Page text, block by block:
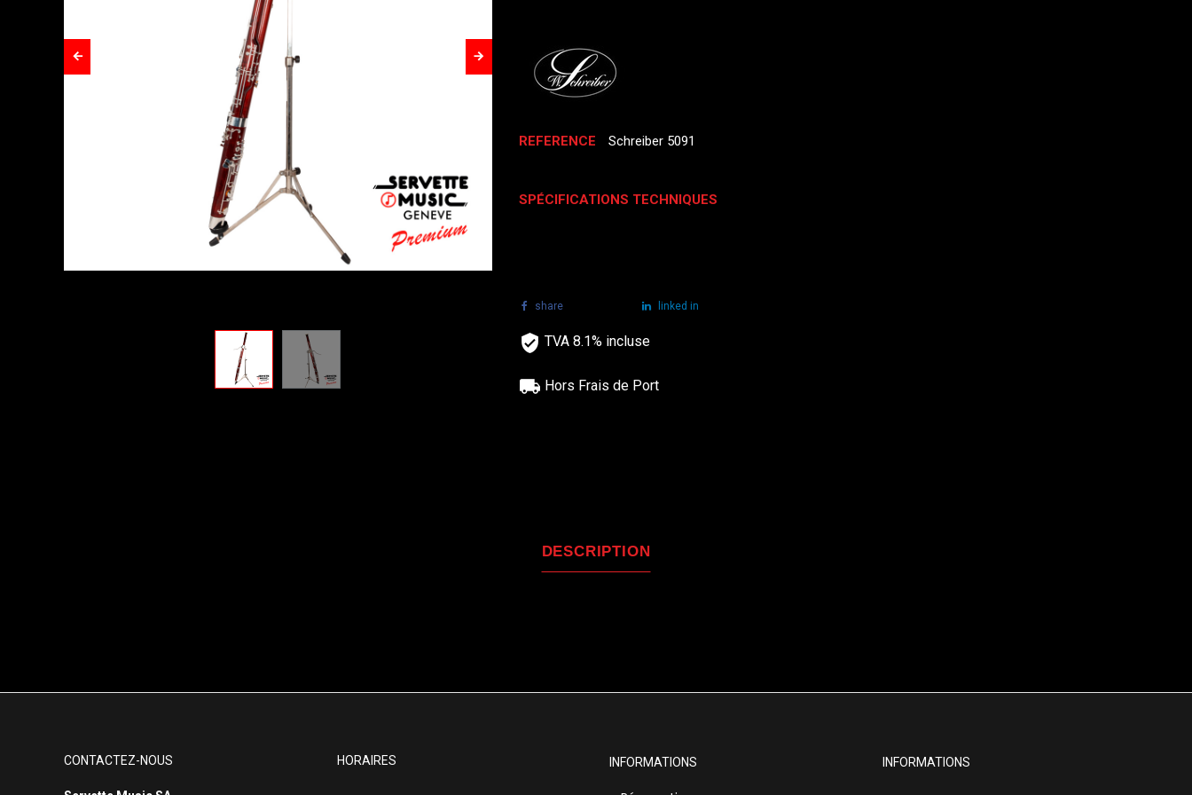
REFERENCE Schreiber 5091
SPÉCIFICATIONS TECHNIQUES
share linked in
TVA 8.1% incluse
Hors Frais de Port
DESCRIPTION
CONTACTEZ-NOUS HORAIRES INFORMATIONS INFORMATIONS